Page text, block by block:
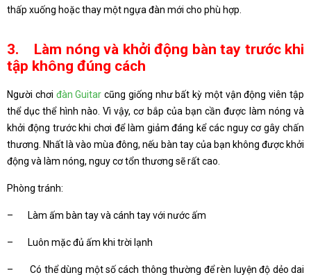
thấp xuống hoặc thay một ngựa đàn mới cho phù hợp.
3. Làm nóng và khởi động bàn tay trước khi
tập không đúng cách
Người chơi đàn Guitar cũng giống như bất kỳ một vận động viên tập
thể dục thể hình nào. Vì vậy, cơ bắp của bạn cần được làm nóng và
khởi động trước khi chơi để làm giảm đáng kể các nguy cơ gây chấn
thương. Nhất là vào mùa đông, nếu bàn tay của bạn không được khởi
động và làm nóng, nguy cơ tổn thương sẽ rất cao.
Phòng tránh:
– Làm ấm bàn tay và cánh tay với nước ấm
– Luôn mặc đủ ấm khi trời lạnh
– Có thể dùng một số cách thông thường để rèn luyện độ dẻo dai